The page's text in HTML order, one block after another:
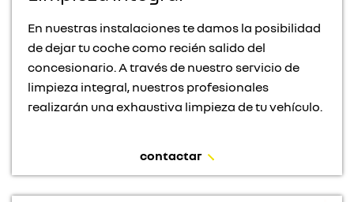
En nuestras instalaciones te damos la posibilidad
de dejar tu coche como recién salido del
concesionario. A través de nuestro servicio de
limpieza integral, nuestros profesionales
realizarán una exhaustiva limpieza de tu vehículo.
contactar